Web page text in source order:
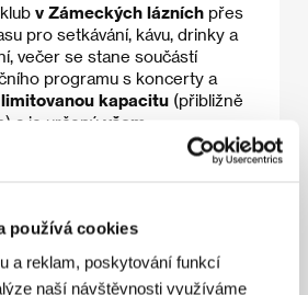
používá cookies
a reklam, poskytování funkcí
naší návštěvnosti využíváme
v Zámeckých lázních přes
pro setkávání, kávu, drinky a
večer se stane součástí
programu s koncerty a
limitovanou kapacitu (přibližně
a je určený všem
, které jsou platné v